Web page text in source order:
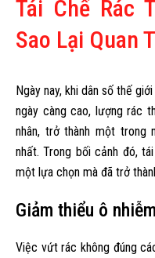
Tái Chế Rác
Sao Lại Quan
Ngày nay, khi dân số thế
ngày càng cao, lượng rác
nhân, trở thành một trong
nhất. Trong bối cảnh đó,
một lựa chọn mà đã trở
Giảm thiểu ô
Việc vứt rác không đúng